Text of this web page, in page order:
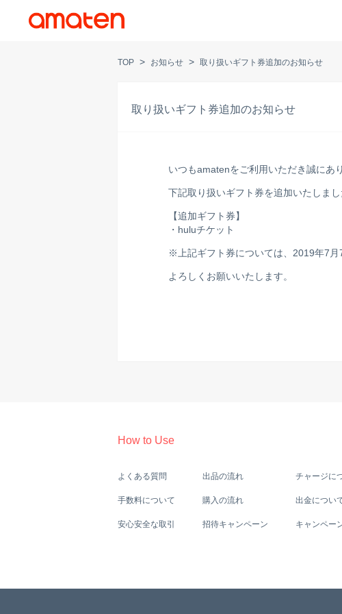
TOP > お知らせ > 取り扱いギフト券追加のお知らせ
取り扱いギフト券追加のお知らせ
いつもamatenをご利用いただき誠にあ
下記取り扱いギフト券を追加いたしまし
【追加ギフト券】
・huluチケット
※上記ギフト券については、2019年7月
よろしくお願いいたします。
How to Use
よくある質問
手数料について
安心安全な取引
出品の流れ
購入の流れ
招待キャンペーン
チャージに
出金につい
キャンペー